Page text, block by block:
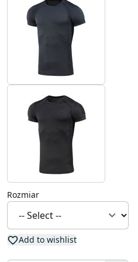
Rozmiar
Add to wishlist